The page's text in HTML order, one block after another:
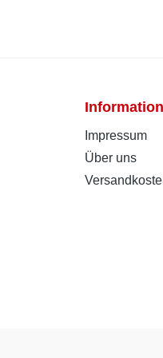
Impressum
Über uns